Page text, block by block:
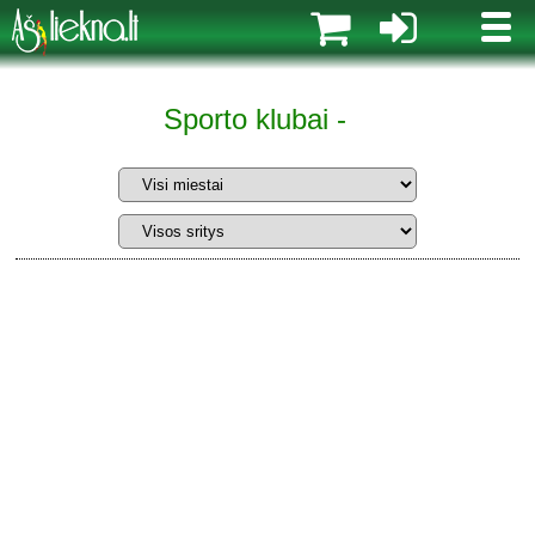
MENIU
Sporto klubai -